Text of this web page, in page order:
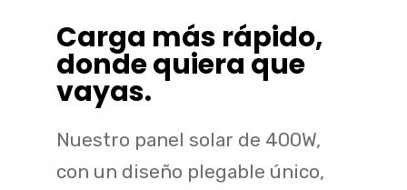
Carga más rápido,
donde quiera que
vayas.
Nuestro panel solar de 400W,
con un diseño plegable único,